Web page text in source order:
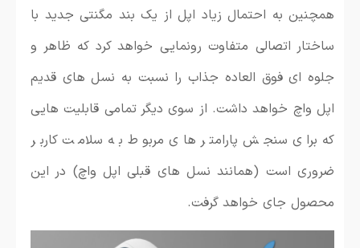
همچنین به احتمال زیاد اپل از یک بند مگنتی جدید با
ساختار اتصالی متفاوت رونمایی خواهد کرد که ظاهر و
جلوه ای فوق العاده جذاب را نسبت به نسل های قدیم
اپل واچ خواهد داشت. از سوی دیگر تمامی قابلیت هایی
که برای سنجش پارامتر های مربوط به سلامت کاربر
ضروری است (همانند نسل های قبلی اپل واچ) در این
محصول جای خواهد گرفت.